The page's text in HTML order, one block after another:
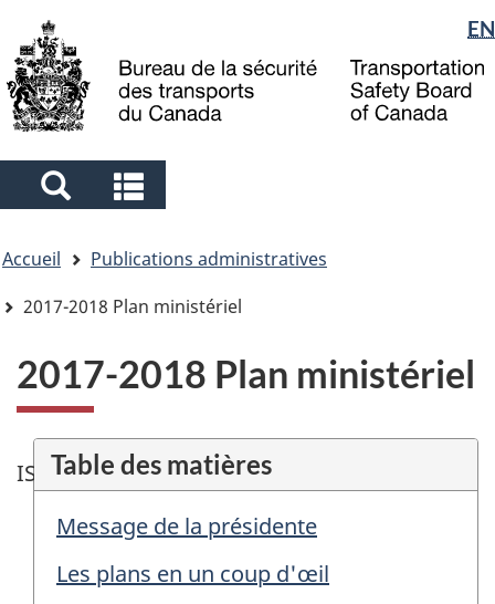
to
main
to
"About
government"
à
la
Sélection
de
la
langue
EN
Search
and
menus
and
menus
êtes
ici
Accueil
Publications administratives
2017-2018 Plan ministériel
2017-2018 Plan ministériel
Table des matières
Message de la présidente
Les plans en un coup d'œil
ISSN 2371-798X